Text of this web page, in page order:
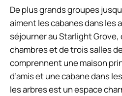
De plus grands groupes
aiment les cabanes dans les
séjourner au Starlight
chambres et de trois salles
comprennent une maison
d’amis et une cabane dans
les arbres est un espace